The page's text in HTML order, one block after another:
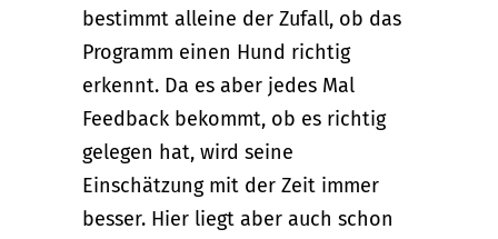
bestimmt alleine der Zufall, ob das
Programm einen Hund richtig
erkennt. Da es aber jedes Mal
Feedback bekommt, ob es richtig
gelegen hat, wird seine
Einschätzung mit der Zeit immer
besser. Hier liegt aber auch schon